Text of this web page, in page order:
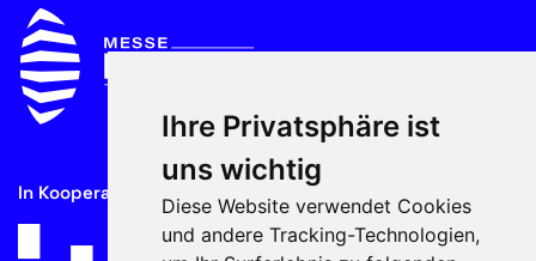
Ihre Privatsphäre ist
uns wichtig
Diese Website verwendet Cookies
und andere Tracking-Technologien,
In Kooperation mit